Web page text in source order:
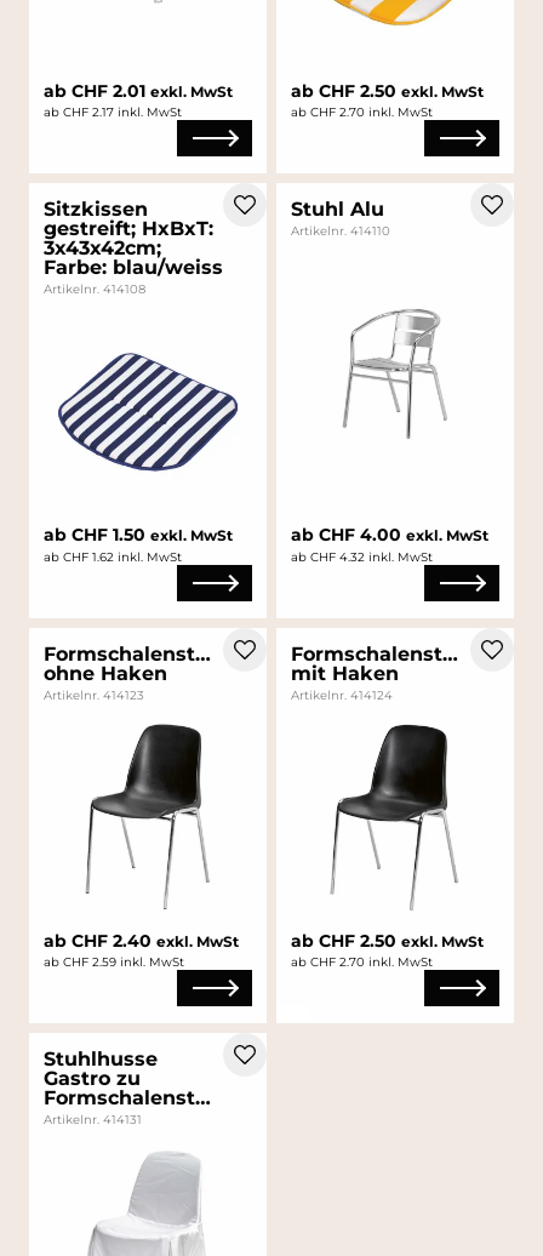
ab CHF 2.01 exkl. MwSt
ab CHF 2.17 inkl. MwSt
ab CHF 2.50 exkl. MwSt
ab CHF 2.70 inkl. MwSt
Sitzkissen
gestreift; HxBxT:
3x43x42cm;
Farbe: blau/weiss
Artikelnr. 414108
ab CHF 1.50 exkl. MwSt
ab CHF 1.62 inkl. MwSt
Stuhl Alu
Artikelnr. 414110
ab CHF 4.00 exkl. MwSt
ab CHF 4.32 inkl. MwSt
Formschalenstuhl
ohne Haken
Artikelnr. 414123
ab CHF 2.40 exkl. MwSt
ab CHF 2.59 inkl. MwSt
Formschalenstuhl
mit Haken
Artikelnr. 414124
ab CHF 2.50 exkl. MwSt
ab CHF 2.70 inkl. MwSt
Stuhlhusse
Gastro zu
Formschalenstuhl
Artikelnr. 414131